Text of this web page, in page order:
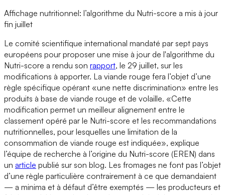
Affichage nutritionnel: l’algorithme du Nutri-score a mis à jour
fin juillet
Le comité scientifique international mandaté par sept pays
européens pour proposer une mise à jour de l'algorithme du
Nutri-score a rendu son rapport, le 29 juillet, sur les
modifications à apporter. La viande rouge fera l’objet d’une
règle spécifique opérant «une nette discrimination» entre les
produits à base de viande rouge et de volaille. «Cette
modification permet un meilleur alignement entre le
classement opéré par le Nutri-score et les recommandations
nutritionnelles, pour lesquelles une limitation de la
consommation de viande rouge est indiquée», explique
l’équipe de recherche à l’origine du Nutri-score (EREN) dans
un article publié sur son blog. Les fromages ne font pas l’objet
d’une règle particulière contrairement à ce que demandaient
— a minima et à défaut d’être exemptés — les producteurs et